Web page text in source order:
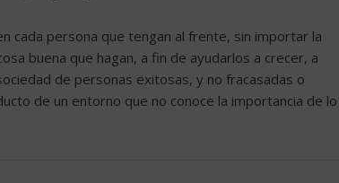
cada persona que tengan al frente, sin importar la
buena que hagan, a fin de ayudarlos a crecer, a
de personas exitosas, y no fracasadas o
de un entorno que no conoce la importancia de lo